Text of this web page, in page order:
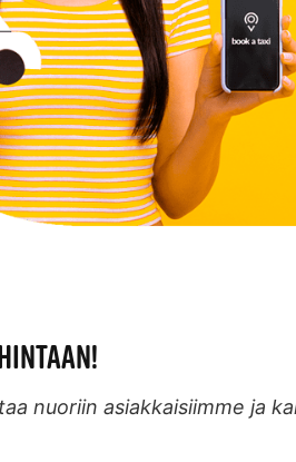
nuoriin asiakkaisiimme ja